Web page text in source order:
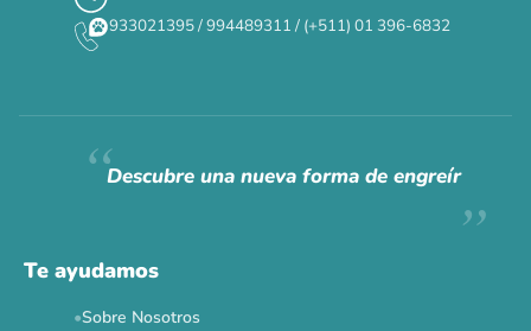
Siempre fuimosraros.
933021395 / 994489311 / (+511) 01 396-6832
Descubre una nueva forma de engreír
Te ayudamos
Sobre Nosotros